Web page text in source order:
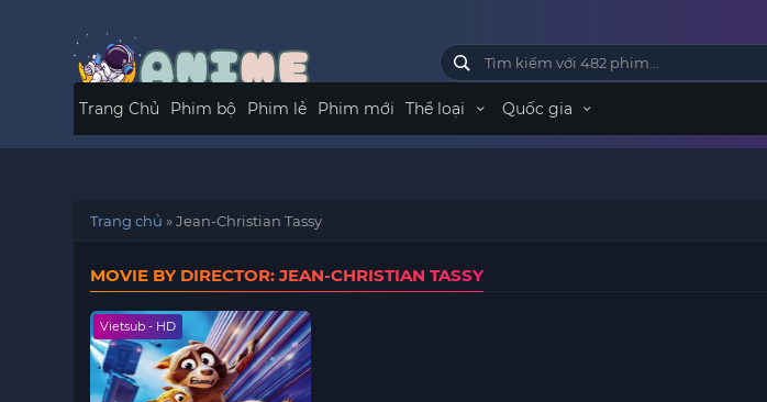
Trang Chủ Phim bộ Phim lẻ Phim mới Thể loại Quốc gia
Trang chủ »Jean-Christian Tassy
MOVIE BY DIRECTOR: JEAN-CHRISTIAN TASSY
Vietsub - HD